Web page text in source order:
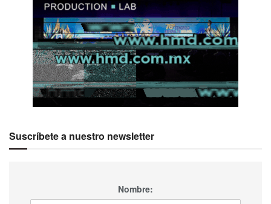
Suscríbete a nuestro newsletter
Nombre: